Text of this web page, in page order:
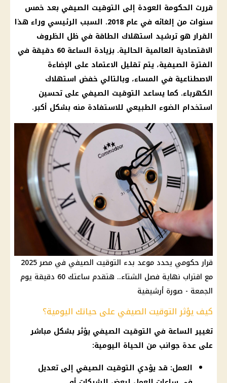
قررت الحكومة العودة إلى التوقيت الصيفي بعد خمس
سنوات من إلغائه في عام 2018. السبب الرئيسي وراء هذا
القرارهو ترشيد استهلاك الطاقة في ظل الظروف
الاقتصادية العالمية الحالية. بزيادة الساعة 60 دقيقة في
الفترة الصيفية، يتم تقليل الاعتماد على الإضاءة
الاصطناعية في المساء، وبالتالي خفض استهلاك
الكهرباء. كما يساعد التوقيت الصيفي على تحسين
استخدام الضوء الطبيعي للاستفادة منه بشكل أكبر.
قرار حكومي يحدد موعد بدء التوقيت الصيفي في مصر 2025
مع اقتراب نهاية فصل الشتاء.. هتقدم ساعتك 60 دقيقة يوم
الجمعة - صورة أرشيفية
كيف يؤثر التوقيت الصيفي على حياتك اليومية؟
تغيير الساعة في التوقيت الصيفي يؤثر بشكل مباشر
على عدة جوانب من الحياة اليومية:
العمل: قد يؤدي التوقيت الصيفي إلى تعديل